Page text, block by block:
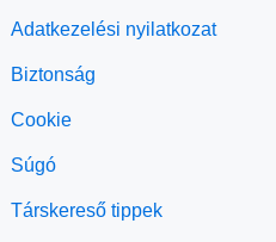
Adatkezelési nyilatkozat
Biztonság
Cookie
Súgó
Társkereső tippek